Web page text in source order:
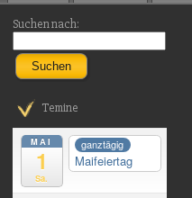
Suchen nach:
Suchen
Temine
MAI
1
Sa.
ganztägig
Maifeiertag